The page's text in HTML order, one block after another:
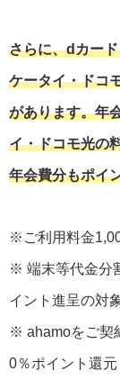
さらに、dカー
ケータイ・ドコ
があります。年
イ・ドコモ光の
年会費分もポイ
※ご利用料金
※ 端末等代金分
イント進呈の対
※ ahamoをご契
0％ポイント還元